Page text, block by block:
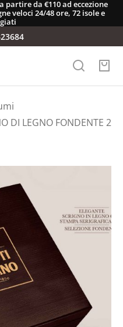
da €110 ad eccezione
veloci 24/48 ore, 72 isole e
DI LEGNO FONDENTE